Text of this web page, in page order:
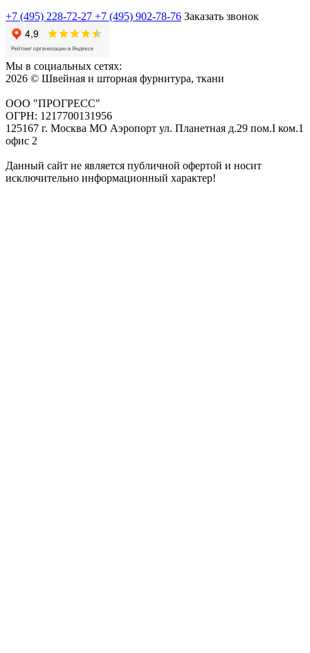
+7 (495) 228-72-27 +7 (495) 902-78-76 Заказать звонок
Мы в социальных сетях:
2026 © Швейная и шторная фурнитура, ткани
ООО "ПРОГРЕСС"
ОГРН: 1217700131956
125167 г. Москва МО Аэропорт ул. Планетная д.29 пом.I ком.1
офис 2
Данный сайт не является публичной офертой и носит
исключительно информационный характер!